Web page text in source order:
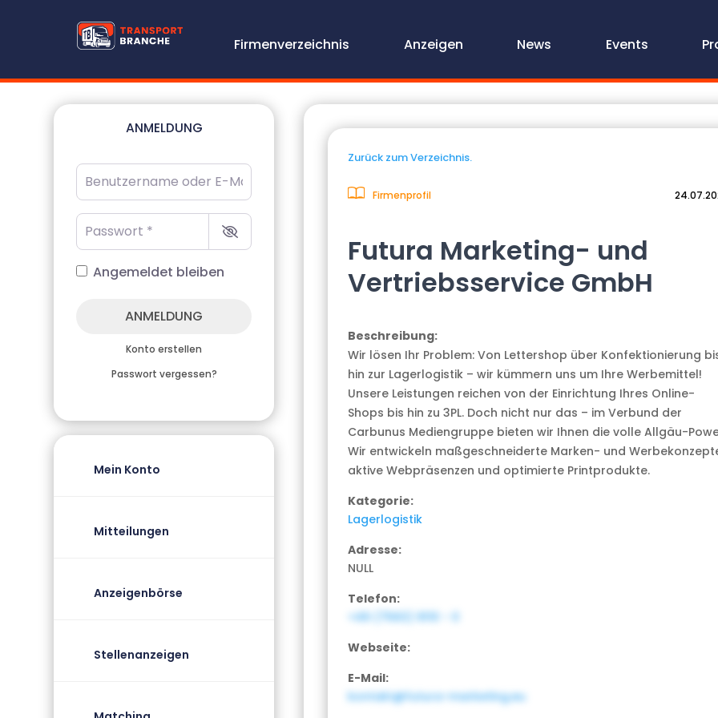
Firmenverzeichnis Anzeigen News Events
ANMELDUNG
Benutzername oder E-Mail-Adresse
Passwort
Angemeldet bleiben
ANMELDUNG
Konto erstellen
Passwort vergessen?
Mein Konto
Mitteilungen
Anzeigenbörse
Stellenanzeigen
Zurück zum Verzeichnis.
Firmenprofil
Futura Marketing- und
Vertriebsservice GmbH
Beschreibung:
Wir lösen Ihr Problem: Von Lettershop über Konfektionierung
hin zur Lagerlogistik – wir kümmern uns um Ihre Werbemittel!
Unsere Leistungen reichen von der Einrichtung Ihres Online-
Shops bis hin zu 3PL. Doch nicht nur das – im Verbund der
Carbunus Mediengruppe bieten wir Ihnen die volle Allgäu-
Wir entwickeln maßgeschneiderte Marken- und
aktive Webpräsenzen und optimierte Printprodukte.
Kategorie:
Lagerlogistik
Adresse:
NULL
Telefon:
+49 (7563) 9110 - 0
Webseite:
E-Mail:
kontakt@futura-marketing.eu